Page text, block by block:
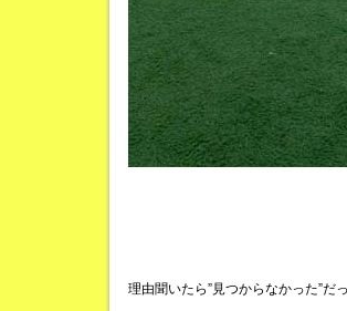
理由聞いたら”見つからなかった”だ